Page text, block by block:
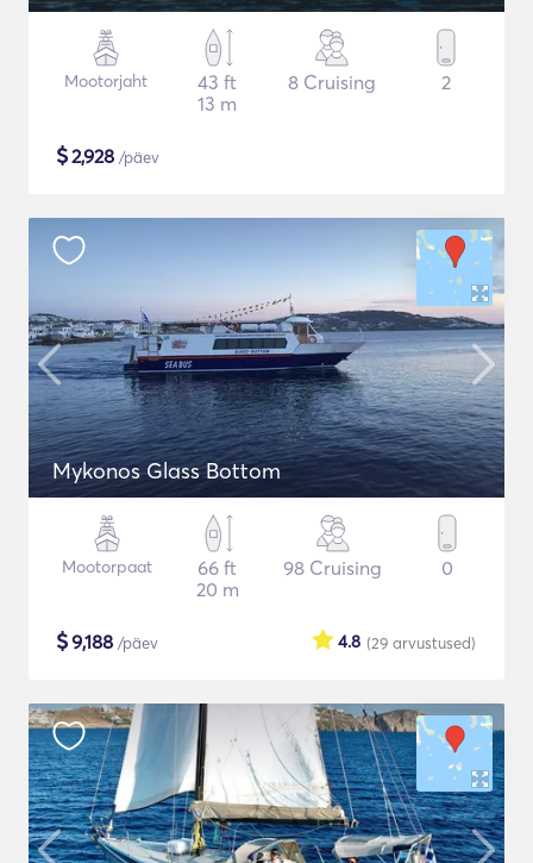
Mootorjaht
43 ft
13 m
8 Cruising 2
$2,928 /päev
Mykonos Glass Bottom
Mootorpaat
66 ft
20 m
98 Cruising 0
$9,188 /päev (29 arvustused)
4.8